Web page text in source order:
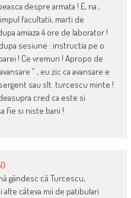
despre armata ! E, na ,
facultatii, marti de
amiaza 4 ore de laborator !
sesiune : instructia pe o
! Ce vremuri ! Apropo de
” , eu zic ca avansare e
sau slt. turcescu minte !
cred ca este si
fie si niste bani !
gândesc că Turcescu,
alte câteva mii de patibulari